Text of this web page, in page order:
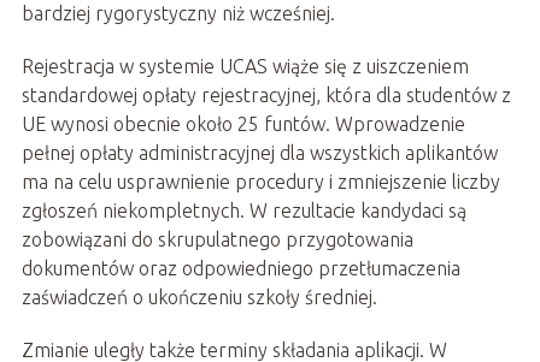
bardziej rygorystyczny niż wcześniej.
Rejestracja w systemie UCAS wiąże się z uiszczeniem
standardowej opłaty rejestracyjnej, która dla studentów z
UE wynosi obecnie około 25 funtów. Wprowadzenie
pełnej opłaty administracyjnej dla wszystkich aplikantów
ma na celu usprawnienie procedury i zmniejszenie liczby
zgłoszeń niekompletnych. W rezultacie kandydaci są
zobowiązani do skrupulatnego przygotowania
dokumentów oraz odpowiedniego przetłumaczenia
zaświadczeń o ukończeniu szkoły średniej.
Zmianie uległy także terminy składania aplikacji. W